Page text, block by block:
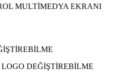
MULTİMEDYA EKRANI
DEĞİŞTİREBİLME